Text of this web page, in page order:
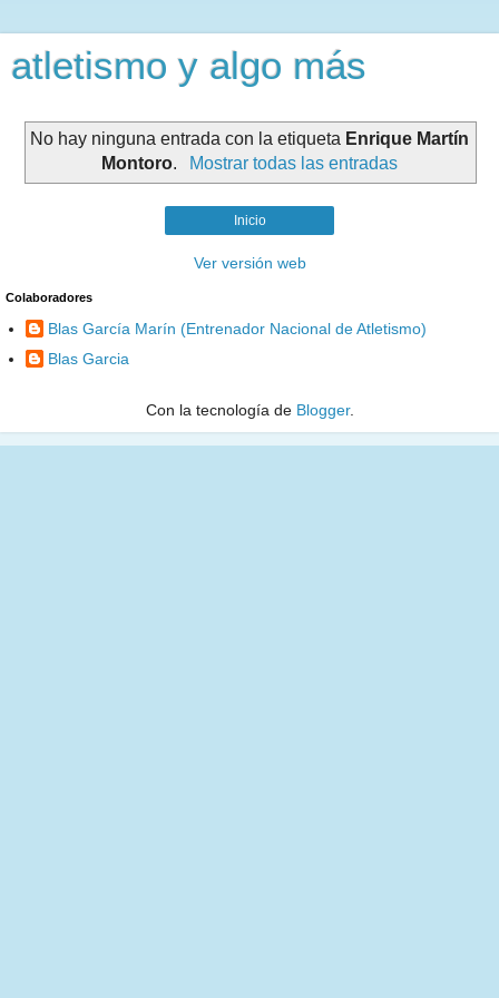
atletismo y algo más
No hay ninguna entrada con la etiqueta Enrique Martín
Montoro. Mostrar todas las entradas
Inicio
Ver versión web
Colaboradores
Blas García Marín (Entrenador Nacional de Atletismo)
Blas Garcia
Con la tecnología de Blogger.